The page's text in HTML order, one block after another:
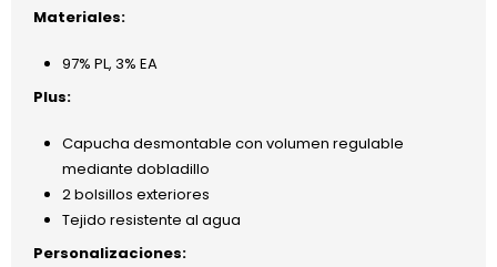
Materiales:
97% PL, 3% EA
Plus:
Capucha desmontable con volumen regulable
mediante dobladillo
2 bolsillos exteriores
Tejido resistente al agua
Personalizaciones: